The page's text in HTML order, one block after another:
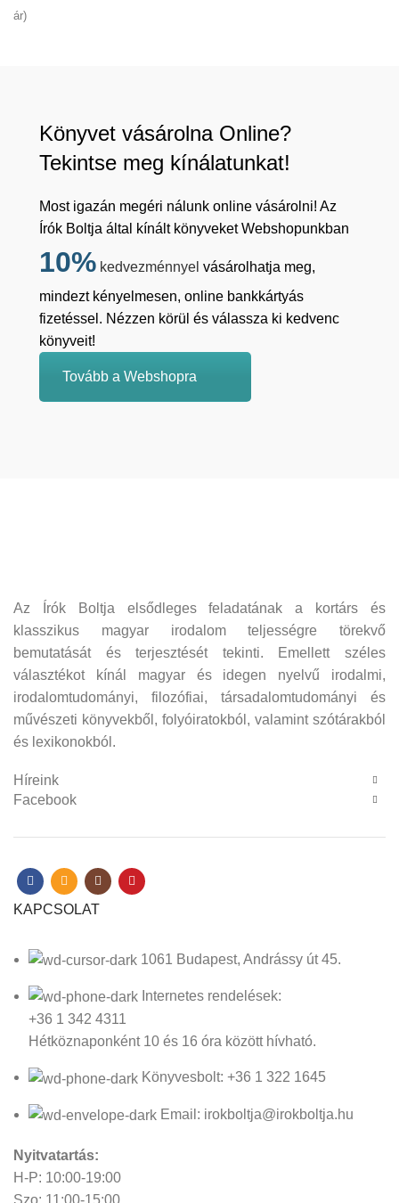
ár)
Könyvet vásárolna Online?
Tekintse meg kínálatunkat!
Most igazán megéri nálunk online vásárolni! Az
Írók Boltja által kínált könyveket Webshopunkban
10% kedvezménnyel vásárolhatja meg,
mindezt kényelmesen, online bankkártyás
fizetéssel. Nézzen körül és válassza ki kedvenc
könyveit!
Tovább a Webshopra
Az Írók Boltja elsődleges feladatának a kortárs és
klasszikus magyar irodalom teljességre törekvő
bemutatását és terjesztését tekinti. Emellett széles
választékot kínál magyar és idegen nyelvű irodalmi,
irodalomtudományi, filozófiai, társadalomtudományi és
művészeti könyvekből, folyóiratokból, valamint szótárakból
és lexikonokból.
Híreink
Facebook
KAPCSOLAT
1061 Budapest, Andrássy út 45.
Internetes rendelések:
+36 1 342 4311
Hétköznaponként 10 és 16 óra között hívható.
Könyvesbolt: +36 1 322 1645
Email: irokboltja@irokboltja.hu
Nyitvatartás:
H-P: 10:00-19:00
Szo: 11:00-15:00